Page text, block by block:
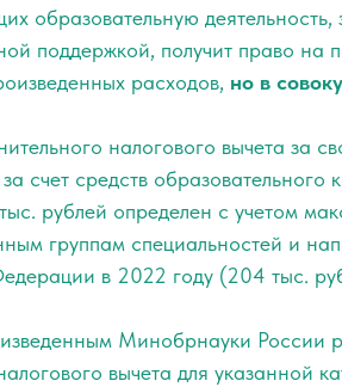
образовательную деятельность,
поддержкой, получит право на
расходов, но в
налогового вычета за
счет средств образовательного
рублей определен с учетом
группам специальностей и
в 2022 году (204 тыс.
Минобрнауки России
вычета для указанной